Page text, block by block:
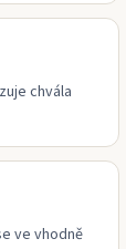
chvála
ve vhodně